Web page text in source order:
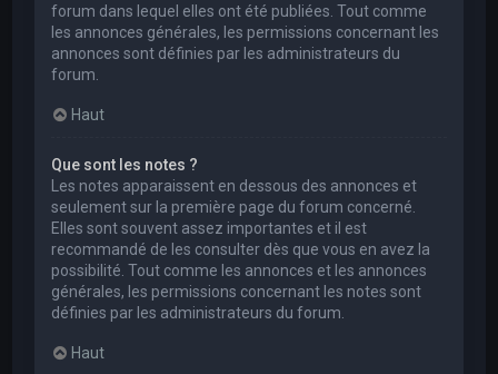
forum dans lequel elles ont été publiées. Tout comme
les annonces générales, les permissions concernant les
annonces sont définies par les administrateurs du
forum.
Haut
Que sont les notes ?
Les notes apparaissent en dessous des annonces et
seulement sur la première page du forum concerné.
Elles sont souvent assez importantes et il est
recommandé de les consulter dès que vous en avez la
possibilité. Tout comme les annonces et les annonces
générales, les permissions concernant les notes sont
définies par les administrateurs du forum.
Haut